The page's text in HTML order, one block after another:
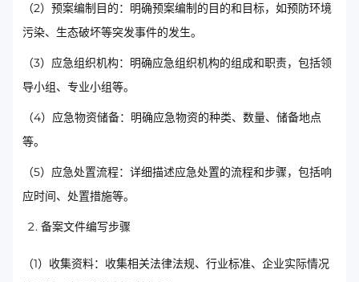
（2）预案编制目的：明确预案编制的目的和目标，如预防环境
污染、生态破坏等突发事件的发生。
（3）应急组织机构：明确应急组织机构的组成和职责，包括领
导小组、专业小组等。
（4）应急物资储备：明确应急物资的种类、数量、储备地点
等。
（5）应急处置流程：详细描述应急处置的流程和步骤，包括响
应时间、处置措施等。
备案文件编写步骤
（1）收集资料：收集相关法律法规、行业标准、企业实际情况